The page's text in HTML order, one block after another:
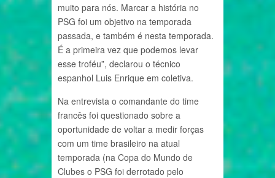
muito para nós. Marcar a história no
PSG foi um objetivo na temporada
passada, e também é nesta temporada.
É a primeira vez que podemos levar
esse troféu”, declarou o técnico
espanhol Luis Enrique em coletiva.
Na entrevista o comandante do time
francês foi questionado sobre a
oportunidade de voltar a medir forças
com um time brasileiro na atual
temporada (na Copa do Mundo de
Clubes o PSG foi derrotado pelo